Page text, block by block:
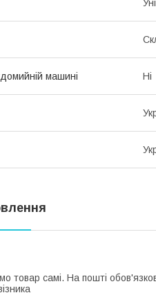
машині Ні
товар самі. На пошті